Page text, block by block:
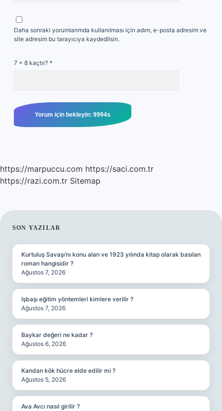
Daha sonraki yorumlarımda kullanılması için adım, e-posta adresim ve
site adresim bu tarayıcıya kaydedilsin.
7 + 8 kaçtır? *
https://marpuccu.com https://saci.com.tr
https://razi.com.tr Sitemap
SIDEBAR
SON YAZILAR
Kurtuluş Savaşı’nı konu alan ve 1923 yılında kitap olarak basılan
roman hangisidir ?
Ağustos 7, 2026
Işbaşı eğitim yöntemleri kimlere verilir ?
Ağustos 7, 2026
Baykar değeri ne kadar ?
Ağustos 6, 2026
Kandan kök hücre elde edilir mi ?
Ağustos 5, 2026
Ava Avcı nasıl girilir ?